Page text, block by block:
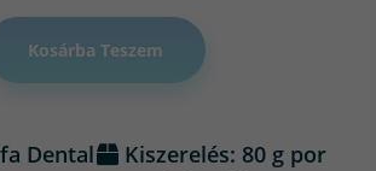
Kosárba Teszem
Dental
Kiszerelés: 80 g por